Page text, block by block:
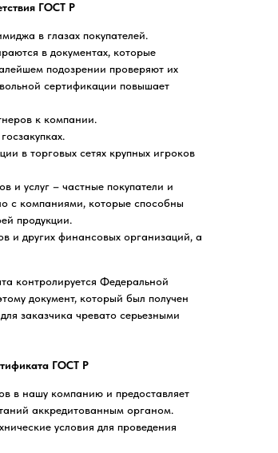
ГОСТ Р
в глазах покупателей.
в документах, которые
подозрении проверяют их
сертификации повышает
к компании.
в торговых сетях крупных игроков
и услуг – частные покупатели и
с компаниями, которые способны
продукции.
и других финансовых организаций, а
контролируется Федеральной
документ, который был получен
заказчика чревато серьезными
ГОСТ Р
в нашу компанию и предоставляет
аккредитованным органом.
условия для проведения